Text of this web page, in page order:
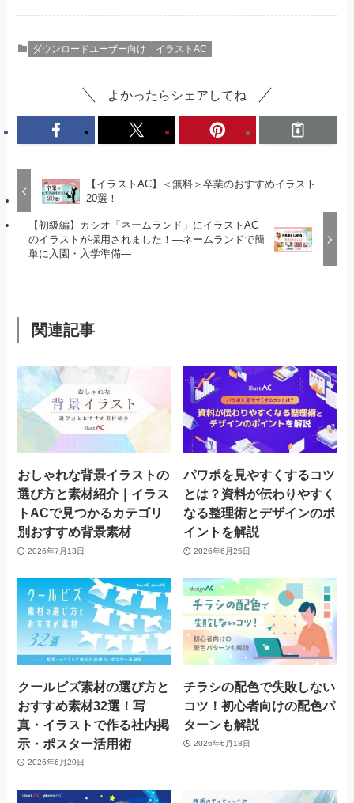
ダウンロードユーザー向け イラストAC
よかったらシェアしてね
【イラストAC】＜無料＞卒業のおすすめイラスト
20選！
【初級編】カシオ「ネームランド」にイラストAC
のイラストが採用されました！―ネームランドで簡
単に入園・入学準備―
関連記事
おしゃれな背景イラストの
選び方と素材紹介｜イラス
トACで見つかるカテゴリ
別おすすめ背景素材
2026年7月13日
パワポを見やすくするコツ
とは？資料が伝わりやすく
なる整理術とデザインのポ
イントを解説
2026年6月25日
クールビズ素材の選び方と
おすすめ素材32選！写
真・イラストで作る社内掲
示・ポスター活用術
2026年6月20日
チラシの配色で失敗しない
コツ！初心者向けの配色パ
ターンも解説
2026年6月18日